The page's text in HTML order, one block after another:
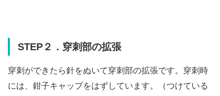
STEP２．穿刺部の拡張
穿刺ができたら針をぬいて穿刺部の拡張です。穿刺時
には、鉗子キャップをはずしています。（つけている